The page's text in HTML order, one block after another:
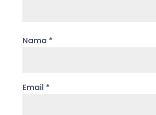
Nama *
Email *